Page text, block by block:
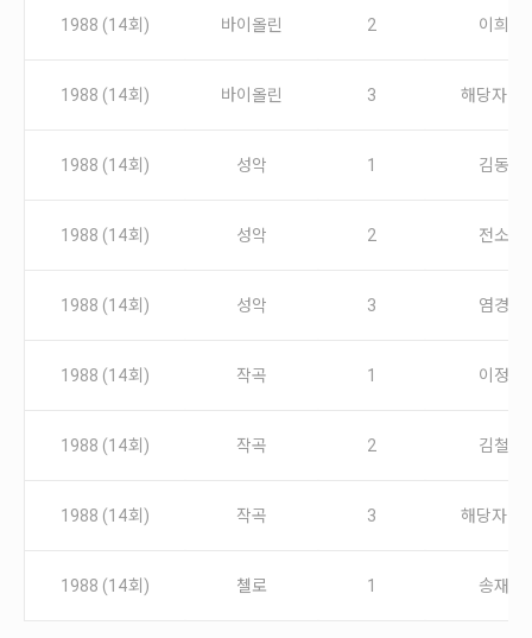
안내
자주묻는질문
사무국위치
1988 (14회) 바이올린 2 이희연
1988 (14회) 바이올린 3 해당자 없
1988 (14회) 성악 1 김동규
1988 (14회) 성악 2 전소은
1988 (14회) 성악 3 염경묵
1988 (14회) 작곡 1 이정화
1988 (14회) 작곡 2 김철화
1988 (14회) 작곡 3 해당자 없
1988 (14회) 첼로 1 송재원